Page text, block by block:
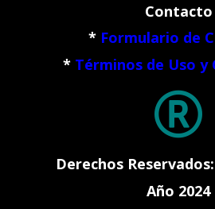
Contacto
* Formulario de
* Términos de Uso y

Derechos
Año 2024